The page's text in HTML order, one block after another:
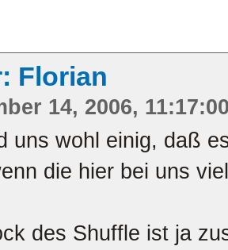
Florian
14, 2006,
uns wohl einig, daß
die hier bei uns
des Shuffle ist ja